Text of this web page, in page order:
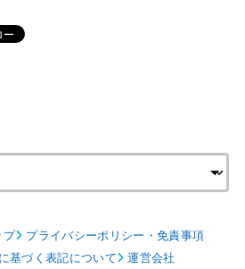
プ
プライバシーポリシー・免責事項
基づく表記について
運営会社